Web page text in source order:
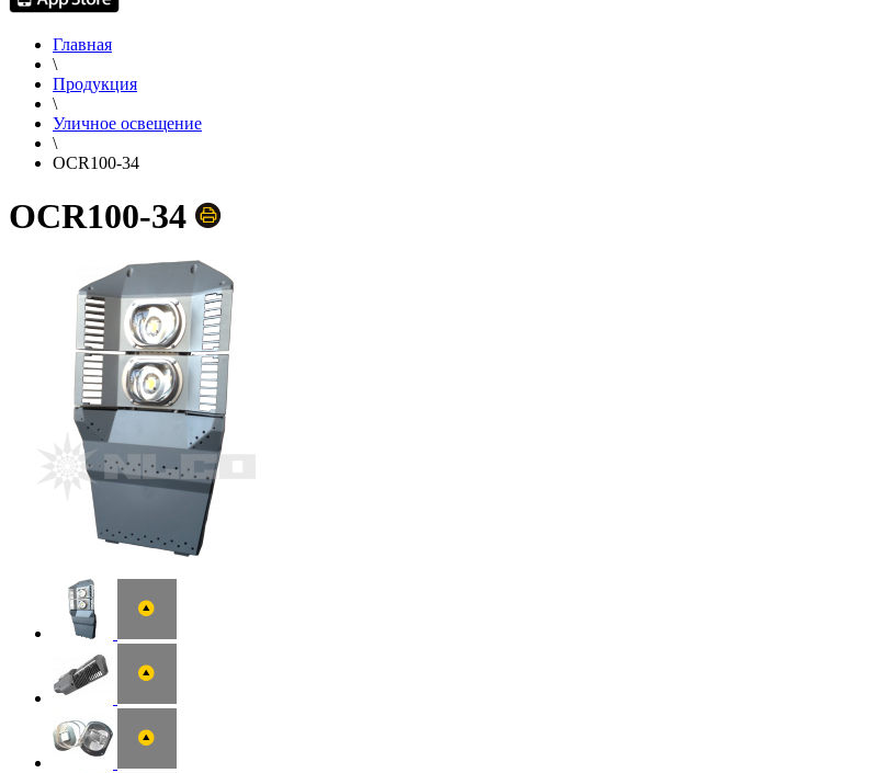
Главная
\
Продукция
\
Уличное освещение
\
OCR100-34
OCR100-34